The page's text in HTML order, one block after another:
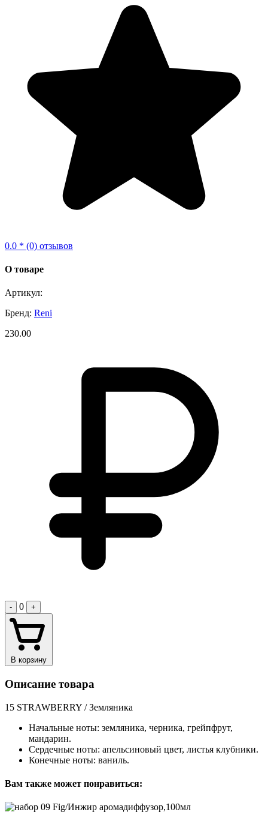
0.0 * (0) отзывов
О товаре
Артикул:
Бренд: Reni
230.00
- 0 +
В корзину
Описание товара
15 STRAWBERRY / Земляника
Начальные ноты: земляника, черника, грейпфрут,
мандарин.
Сердечные ноты: апельсиновый цвет, листья клубники.
Конечные ноты: ваниль.
Вам также может понравиться: